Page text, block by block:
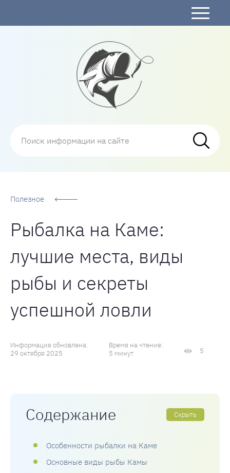
Полезное
Рыбалка на Каме:
лучшие места, виды
рыбы и секреты
успешной ловли
Информация обновлена:
29 октября 2025
Время на чтение:
5 минут
5
Содержание Скрыть
Особенности рыбалки на Каме
Основные виды рыбы Камы